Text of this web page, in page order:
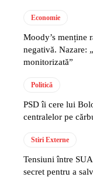
Economie
Moody’s menține
negativă. Nazare:
monitorizată”
Politică
PSD îi cere lui
centralelor pe
Stiri Externe
Tensiuni între
secret pentru a